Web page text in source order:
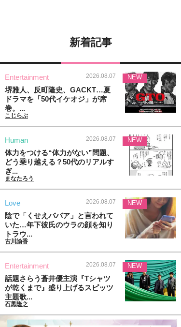
新着記事
Entertainment 2026.08.07
堺雅人、反町隆史、GACKT…夏
ドラマを「50代イケオジ」が席
巻。...
こじらぶ
NEW
Human 2026.08.07
体力をつける“体力がない”問題、
どう乗り越える？50代のリアルす
ぎ...
まなたろう
NEW
Love 2026.08.07
陰で「くせえババア」と言われて
いた…年下彼氏のウラの顔を知り
トラウ...
古川諭香
NEW
Entertainment 2026.08.07
話題さらう蒼井優主演『Tシャツ
が乾くまで』盛り上げるスピッツ
主題歌...
石黒隆之
NEW